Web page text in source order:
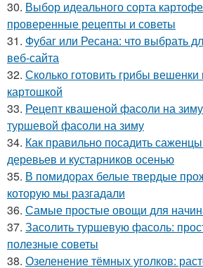
30. Выбор идеального сорта
проверенные рецепты и советы
31. Фубаг или Ресана: что выбрать
веб-сайта
32. Сколько готовить грибы
картошкой
33. Рецепт квашеной фасоли на
туршевой фасоли на зиму
34. Как правильно посадить
деревьев и кустарников осенью
35. В помидорах белые твердые
которую мы разгадали
36. Самые простые овощи для
37. Засолить туршевую фасоль:
полезные советы
38. Озеленение тёмных уголков: